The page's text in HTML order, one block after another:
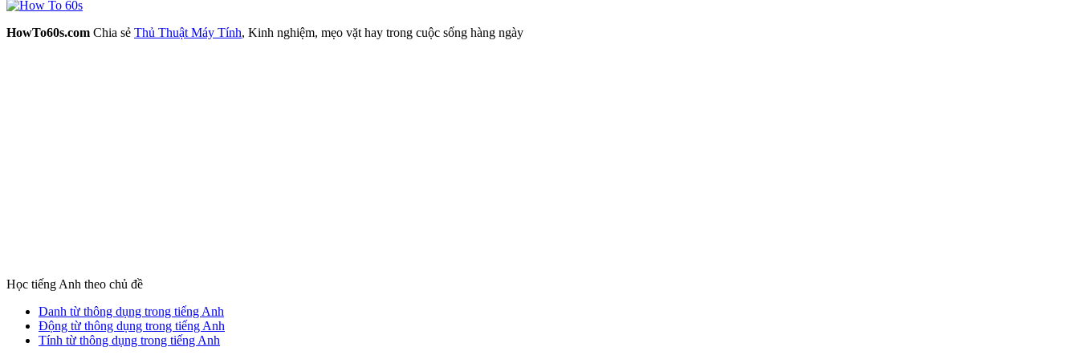
HowTo60s.com Chia sẻ Thủ Thuật Máy Tính, Kinh nghiệm, mẹo vặt hay trong cuộc sống hàng ngày
Học tiếng Anh theo chủ đề
Danh từ thông dụng trong tiếng Anh
Động từ thông dụng trong tiếng Anh
Tính từ thông dụng trong tiếng Anh